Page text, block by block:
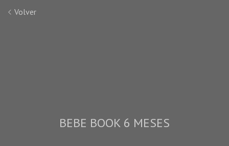
Volver
BEBE BOOK 6 MESES